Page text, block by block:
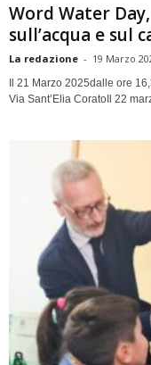
Word Water
sull’acqua e sul
La redazione - 19 Marzo
Il 21 Marzo 2025dalle ore
Via Sant’Elia CoratoIl 22